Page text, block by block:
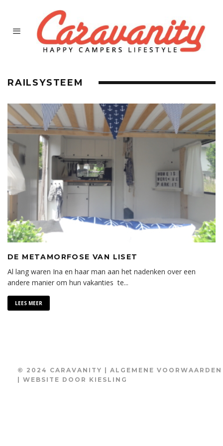
RAILSYSTEEM
DE METAMORFOSE VAN LISET
Al lang waren Ina en haar man aan het nadenken over een
andere manier om hun vakanties te...
LEES MEER
© 2024 CARAVANITY | ALGEMENE VOORWAARDEN
| WEBSITE DOOR KIESLING